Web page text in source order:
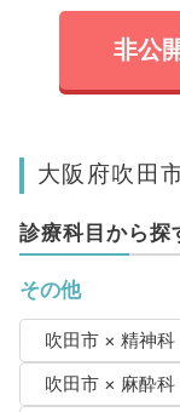
非公
大阪府吹田
診療科目から探
その他
吹田市 × 精神科
吹田市 × 麻酔科